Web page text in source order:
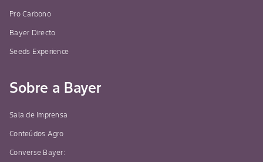
Pro Carbono
Bayer Directo
Seeds Experience
Sobre a Bayer
Sala de Imprensa
Conteúdos Agro
Converse Bayer: